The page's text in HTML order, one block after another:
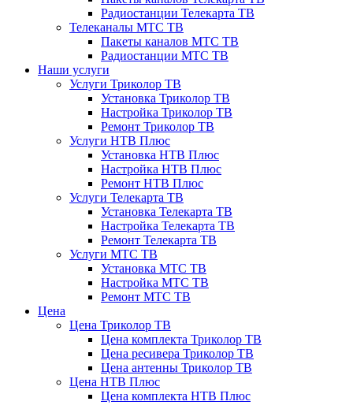
Радиостанции Телекарта ТВ
Телеканалы МТС ТВ
Пакеты каналов МТС ТВ
Радиостанции МТС ТВ
Наши услуги
Услуги Триколор ТВ
Установка Триколор ТВ
Настройка Триколор ТВ
Ремонт Триколор ТВ
Услуги НТВ Плюс
Установка НТВ Плюс
Настройка НТВ Плюс
Ремонт НТВ Плюс
Услуги Телекарта ТВ
Установка Телекарта ТВ
Настройка Телекарта ТВ
Ремонт Телекарта ТВ
Услуги МТС ТВ
Установка МТС ТВ
Настройка МТС ТВ
Ремонт МТС ТВ
Цена
Цена Триколор ТВ
Цена комплекта Триколор ТВ
Цена ресивера Триколор ТВ
Цена антенны Триколор ТВ
Цена НТВ Плюс
Цена комплекта НТВ Плюс